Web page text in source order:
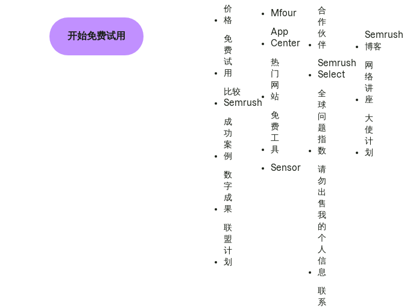
开始免费试用
价
格
免
费
试
用
比较
Semrush
成
功
案
例
数
字
成
果
联
盟
计
划
Mfour
App
Center
热
门
网
站
免
费
工
具
Sensor
合
作
伙
伴
Semrush
Select
全
球
问
题
指
数
请
勿
出
售
我
的
个
人
信
息
联
系
Semrush
博客
网
络
讲
座
大
使
计
划